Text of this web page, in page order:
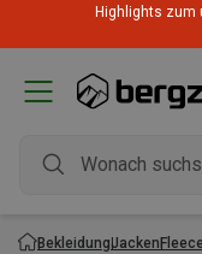
Highlights zum
BekleidungJacken